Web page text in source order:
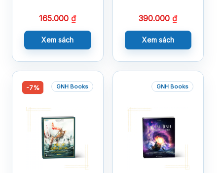
165.000₫
Xem sách
390.000₫
Xem sách
-7% GNH Books GNH Books